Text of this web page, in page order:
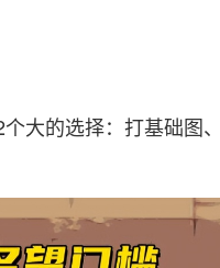
大的选择：打基础图